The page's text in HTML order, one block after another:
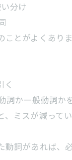
分け
とがよくありま
く
詞か一般動詞か
ミスが減ってい
動詞があれば、